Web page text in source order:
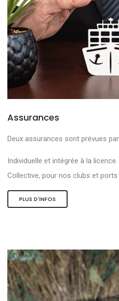
Assurances
Deux assurances sont prévues
Individuelle et intégrée à la licence.
Collective, pour nos clubs et ports
PLUS D'INFOS